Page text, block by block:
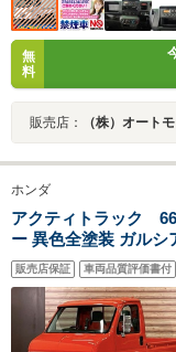
無
料
販売店： （株）オート
ホンダ
アクティトラック
ー 異色全塗装 ガルシ
ホワイトリボンタイ
ィータイプウッドス
ブレム
販売店保証 車両品質評価書付